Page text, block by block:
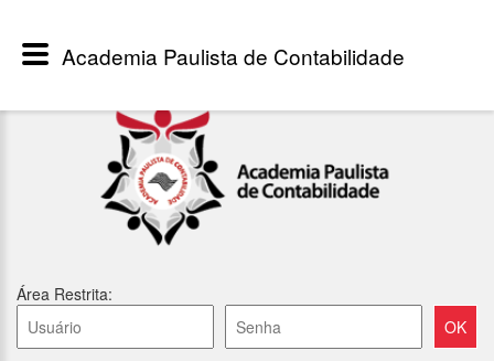
Área Restrita:
Academia Paulista de Contabilidade